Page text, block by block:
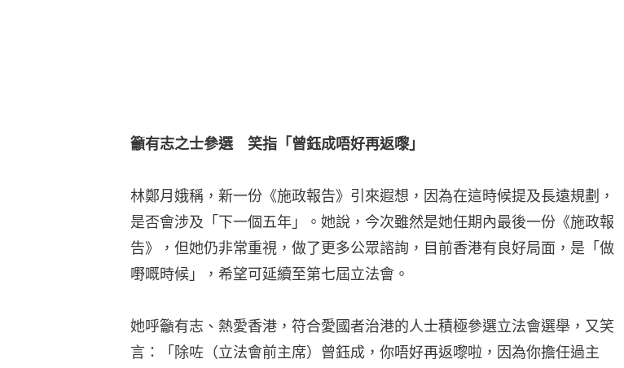
籲有志之士參選　笑指「曾鈺成唔好再返嚟」
林鄭月娥稱，新一份《施政報告》引來遐想，因為在這時候提及長遠規劃，
是否會涉及「下一個五年」。她說，今次雖然是她任期內最後一份《施政報
告》，但她仍非常重視，做了更多公眾諮詢，目前香港有良好局面，是「做
嘢嘅時候」，希望可延續至第七屆立法會。
她呼籲有志、熱愛香港，符合愛國者治港的人士積極參選立法會選舉，又笑
言：「除咗（立法會前主席）曾鈺成，你唔好再返嚟啦，因為你擔任過主